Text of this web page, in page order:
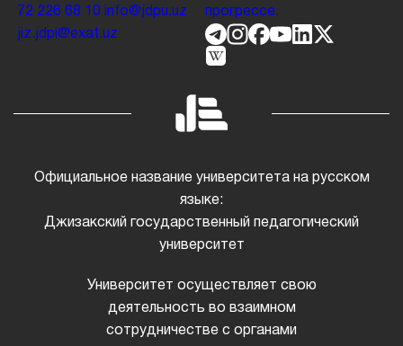
72 226 68 10 info@jdpu.uz
jiz.jdpi@exat.uz
прогрессе.
Официальное название университета на русском
языке:
Джизакский государственный педагогический
университет
Университет осуществляет свою
деятельность во взаимном
сотрудничестве с органами